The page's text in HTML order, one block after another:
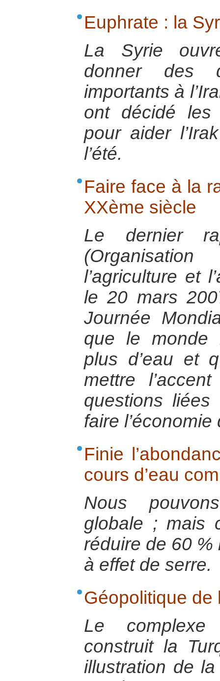
Euphrate : la
La Syrie
donner des
importants à
ont décidé les
pour aider
l’été.
Faire face à la
XXème siècle
Le dernier
l’agriculture et
le 20 mars
Journée
que le monde
plus d’eau et
mettre
questions
faire
Finie
cours d’eau
Nous
globale ; mais
réduire de 60
à effet de serre.
Géopolitique de
Le
construit la
illustration de